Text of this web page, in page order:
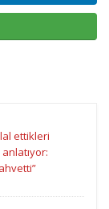
ettikleri